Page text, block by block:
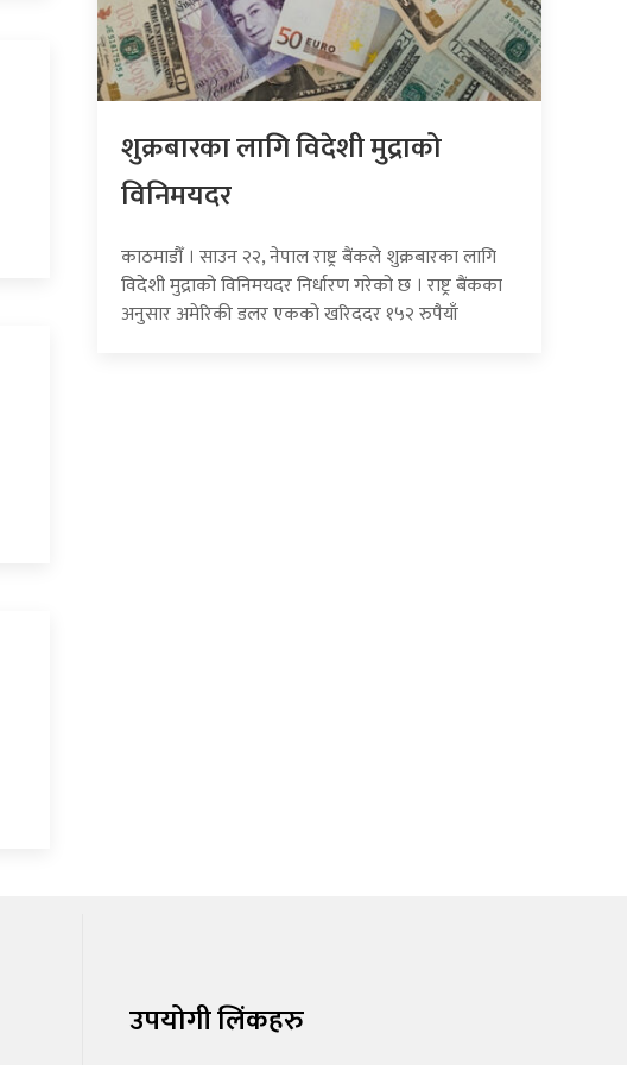
शुक्रबारका लागि विदेशी मुद्राको
विनिमयदर
काठमाडौँ । साउन २२, नेपाल राष्ट्र बैंकले शुक्रबारका लागि
विदेशी मुद्राको विनिमयदर निर्धारण गरेको छ । राष्ट्र बैंकका
अनुसार अमेरिकी डलर एकको खरिददर १५२ रुपैयाँ
उपयोगी लिंकहरु